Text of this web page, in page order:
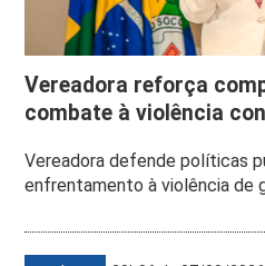
Vereadora reforça
combate à violência
Vereadora defende políticas
enfrentamento à violência de